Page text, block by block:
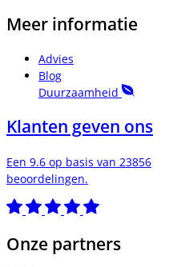
Meer informatie
Advies
Blog
Duurzaamheid
Klanten geven ons
Een 9.6 op basis van 23856
beoordelingen.
Onze partners